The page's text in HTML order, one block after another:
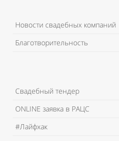
Новости свадебных компаний
Благотворительность
Свадебный тендер
ONLINE заявка в РАЦС
#Лайфхак